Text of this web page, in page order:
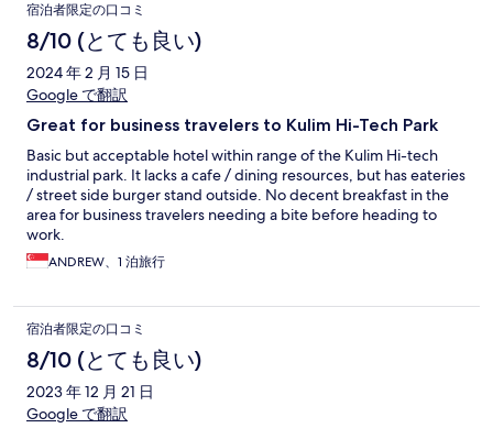
宿泊者限定の口コミ
8/10 (とても良い)
2024 年 2 月 15 日
Google で翻訳
Great for business travelers to Kulim Hi-Tech Park
Basic but acceptable hotel within range of the Kulim Hi-tech
industrial park. It lacks a cafe / dining resources, but has eateries
/ street side burger stand outside. No decent breakfast in the
area for business travelers needing a bite before heading to
work.
ANDREW、1 泊旅行
宿泊者限定の口コミ
8/10 (とても良い)
2023 年 12 月 21 日
Google で翻訳